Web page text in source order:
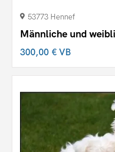
53773 Hennef
Männliche und
300,00 €VB